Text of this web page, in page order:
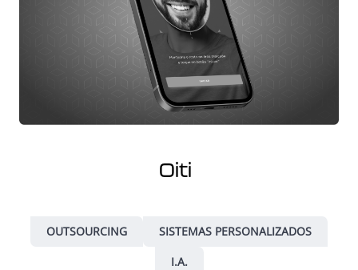
Oiti
OUTSOURCING
SISTEMAS PERSONALIZADOS
I.A.